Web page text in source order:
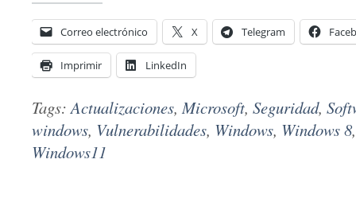
Correo electrónico X Telegram
Imprimir LinkedIn
Tags: Actualizaciones, Microsoft, Seguridad,
windows, Vulnerabilidades, Windows, Windows 8
Windows11